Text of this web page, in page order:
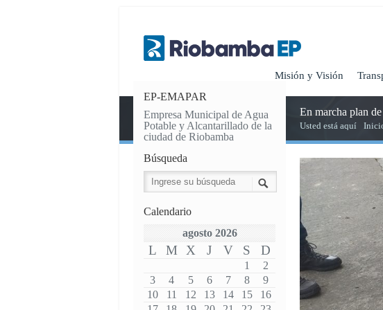
Misión y Visión
En marcha plan
Usted está aquí
EP-EMAPAR
Empresa Municipal de Agua
Potable y Alcantarillado de la
ciudad de Riobamba
Búsqueda
Calendario
agosto 2026
L M X J V S D
1
2
3
4 5 6 7 8
9
10
11 12 13 14 15
16